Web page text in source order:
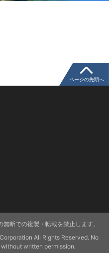
ページの先頭へ
断での複製・転載を禁止します。
All Rights Reserved. No
written permission.